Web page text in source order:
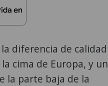
diferencia de calidad
cima de Europa, y un
la parte baja de la